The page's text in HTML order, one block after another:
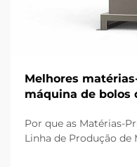
Melhores
máquina de bolos
Por que as Matérias-
Linha de Produção de